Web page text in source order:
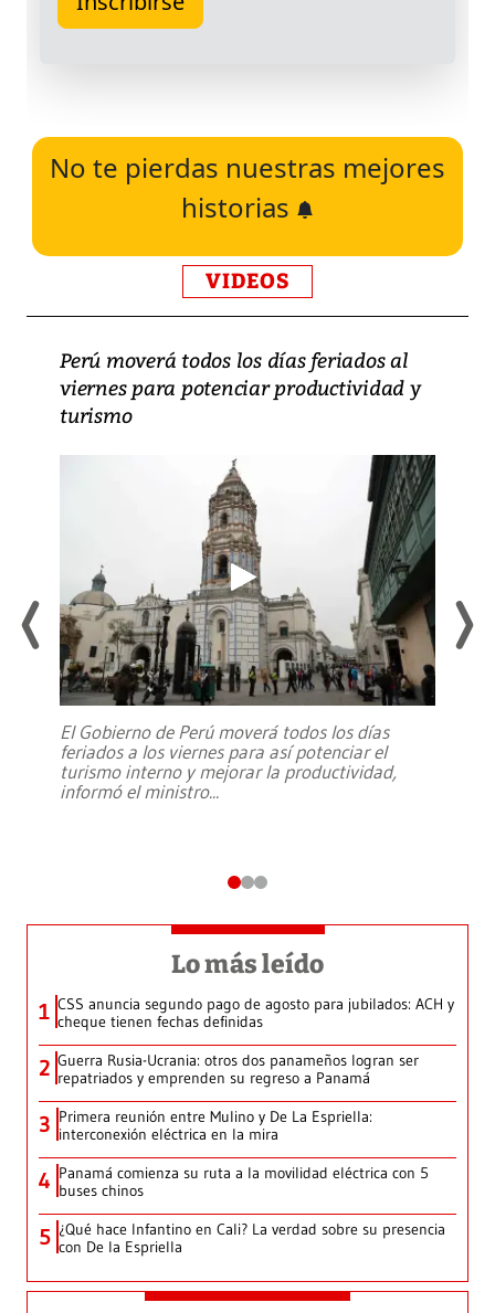
No te pierdas nuestras mejores
historias
VIDEOS
Perú moverá todos los días feriados al
viernes para potenciar productividad y
turismo
El Gobierno de Perú moverá todos los días
feriados a los viernes para así potenciar el
turismo interno y mejorar la productividad,
informó el ministro...
Lo más leído
1 CSS anuncia segundo pago de agosto para jubilados: ACH y
cheque tienen fechas definidas
2 Guerra Rusia-Ucrania: otros dos panameños logran ser
repatriados y emprenden su regreso a Panamá
3 Primera reunión entre Mulino y De La Espriella:
interconexión eléctrica en la mira
4 Panamá comienza su ruta a la movilidad eléctrica con 5
buses chinos
5 ¿Qué hace Infantino en Cali? La verdad sobre su presencia
con De la Espriella